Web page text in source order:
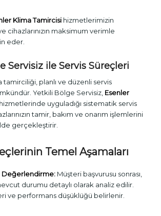
Klima Tamircisihizmetlerimizin
cihazlarınızın maksimum verimle
eder.
Servisiz ile Servis Süreçleri
tamirciliği, planlı ve düzenli servis
Yetkili Bölge Servisiz, Esenler
uyguladığı sistematik servis
tamir, bakım ve onarım işlemlerini
gerçekleştirir.
Temel Aşamaları
Değerlendirme:Müşteri başvurusu sonrası,
durumu detaylı olarak analiz edilir.
ve performans düşüklüğü belirlenir.